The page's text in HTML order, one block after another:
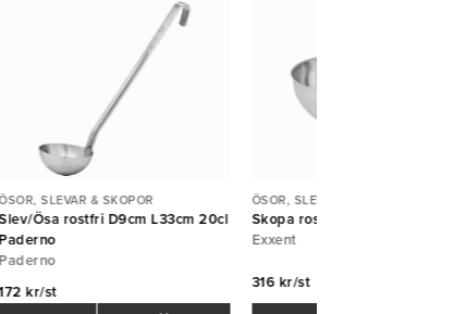
SLEVAR & SKOPOR
Ösa rostfri D9cm L33cm 20cl
Paderno
Paderno
kr/st
ÖSOR, SLEVAR & SKOPOR
Skopa rostfri 1L
Exxent
316 kr/st